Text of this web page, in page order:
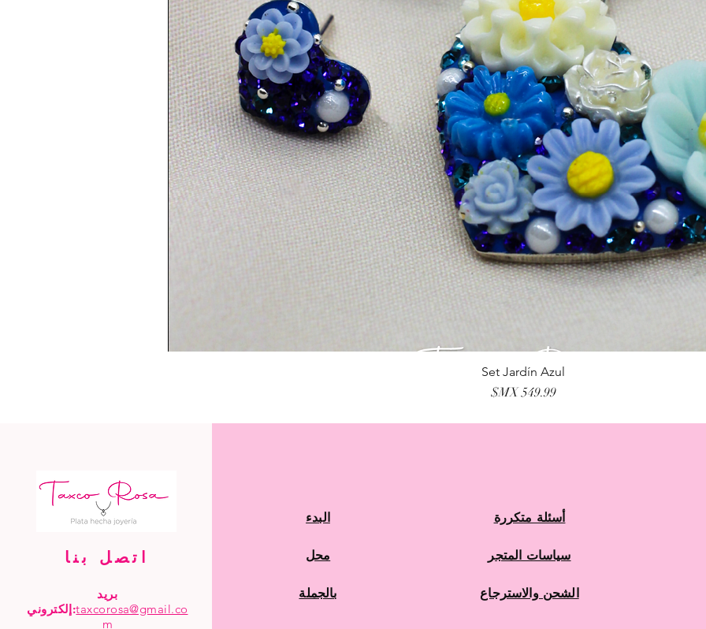
العرض السريع
Set Jardín Azul
السعر‏549.99 MX$
اتصل بنا
بريد
إلكتروني:taxcorosa@gmail.co
m
أسئلة متكررة
سياسات المتجر
الشحن والاسترجاع
البدء
محل
بالجملة